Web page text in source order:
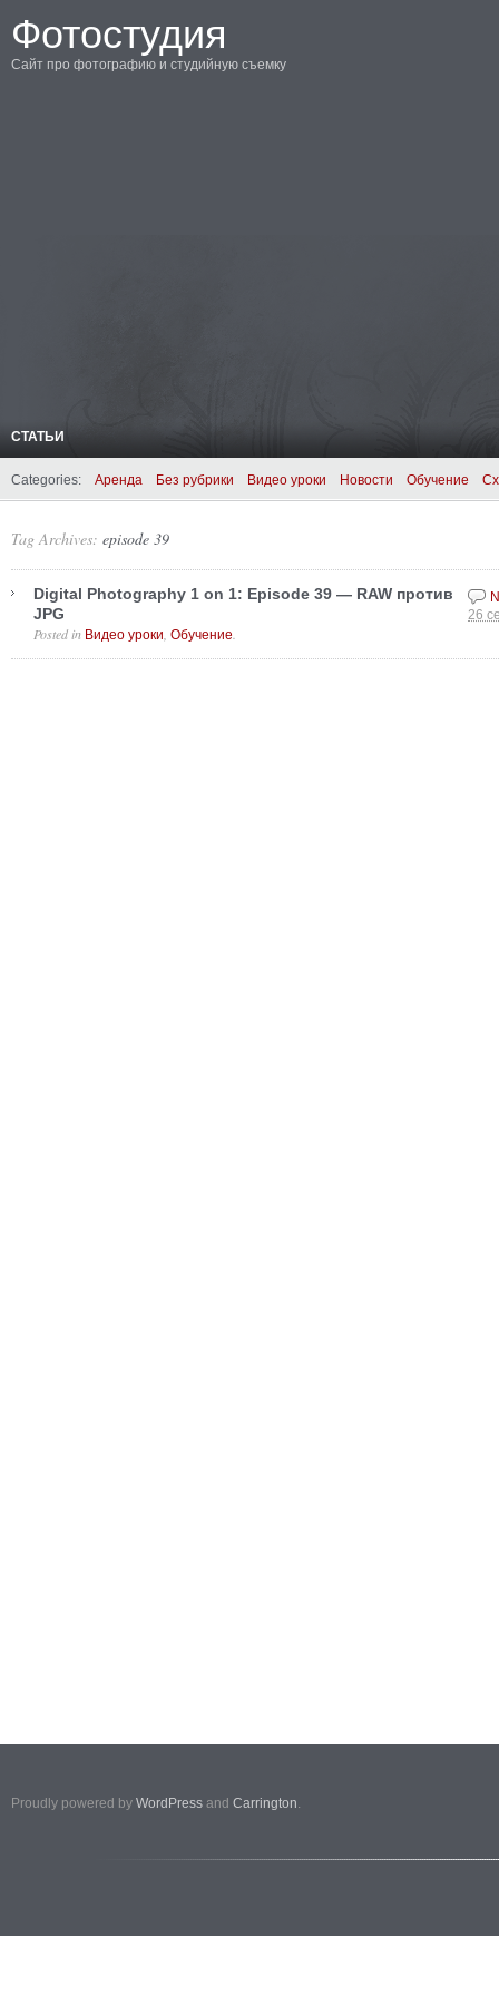
Фотостудия
Сайт про фотографию и студийную съемку
СТАТЬИ
Categories: Аренда Без рубрики Видео уроки Новости Обучение
Tag Archives: episode 39
Digital Photography 1 on 1: Episode 39 — RAW против
JPG
26
Posted in Видео уроки Обучение
Proudly powered by WordPress and Carrington.